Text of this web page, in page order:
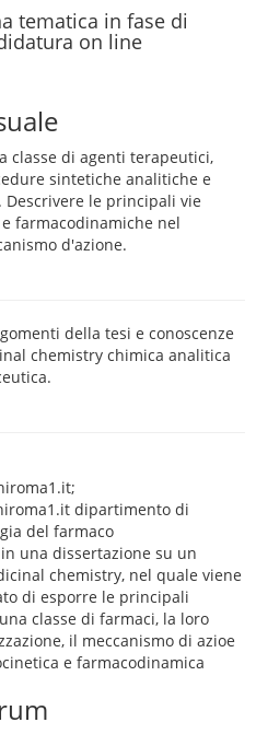
tematica in fase di
on line
classe di agenti terapeutici,
sintetiche analitiche e
le principali vie
farmacodinamiche nel
d'azione.
della tesi e conoscenze
chemistry chimica analitica
dipartimento di
del farmaco
una dissertazione su un
chemistry, nel quale viene
di esporre le principali
classe di farmaci, la loro
il meccanismo di azioe
e farmacodinamica